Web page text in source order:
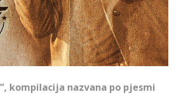
kompilacija nazvana po pjesmi